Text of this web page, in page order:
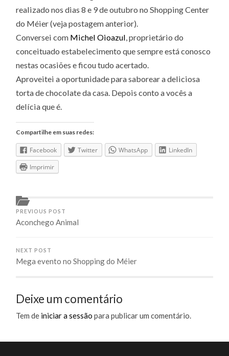
realizado nos dias 8 e 9 de outubro no Shopping Center
do Méier (veja postagem anterior).
Conversei com Michel Oioazul , proprietário do
conceituado estabelecimento que sempre está conosco
nestas ocasiões e ficou tudo acertado.
Aproveitei a oportunidade para saborear a deliciosa
torta de chocolate da casa. Depois conto a vocês a
delícia que é.
Compartilhe em suas redes:
Facebook Twitter WhatsApp
LinkedIn
Imprimir
PREVIOUS POST
Aconchego Animal
NEXT POST
Mega evento no Shopping do Méier
Deixe um comentário
Tem de iniciar a sessão para publicar um comentário.